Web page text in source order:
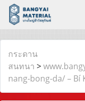
กระดาน
สนทนา >
nang-bong-da/ – Bí